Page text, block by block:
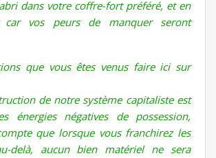
dans votre coffre-fort préféré, et en
car vos peurs de manquer seront
que vous êtes venus faire ici sur
de notre système capitaliste est
énergies négatives de possession,
que lorsque vous franchirez les
delà, aucun bien matériel ne sera